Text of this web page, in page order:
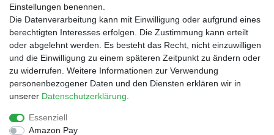
AGB Kontakt
© Copyright 2026 | Alle Rechte vorbehalten.
Design by D.Behrendt
Einstellungen benennen.
Die Datenverarbeitung kann mit Einwilligung oder aufgrund eines
berechtigten Interesses erfolgen. Die Zustimmung kann erteilt
oder abgelehnt werden. Es besteht das Recht, nicht einzuwilligen
und die Einwilligung zu einem späteren Zeitpunkt zu ändern oder
zu widerrufen. Weitere Informationen zur Verwendung
personenbezogener Daten und den Diensten erklären wir in
unserer Daten­schutz­erklärung
Essenziell
Amazon Pay